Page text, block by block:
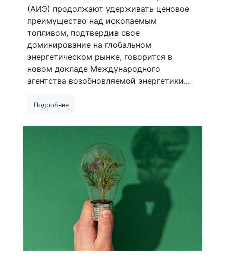
(АИЭ) продолжают удерживать ценовое
преимущество над ископаемым
топливом, подтвердив свое
доминирование на глобальном
энергетическом рынке, говорится в
новом докладе Международного
агентства возобновляемой энергетики...
Подробнее